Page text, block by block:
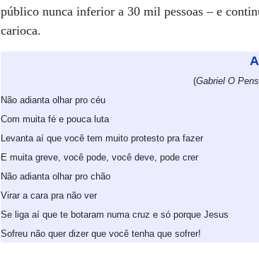
público nunca inferior a 30 mil pessoas – e
carioca.
(Gabriel O
Não adianta olhar pro céu
Com muita fé e pouca luta
Levanta aí que você tem muito protesto pra fazer
E muita greve, você pode, você deve, pode crer
Não adianta olhar pro chão
Virar a cara pra não ver
Se liga aí que te botaram numa cruz e só porque Jesus
Sofreu não quer dizer que você tenha que sofrer!